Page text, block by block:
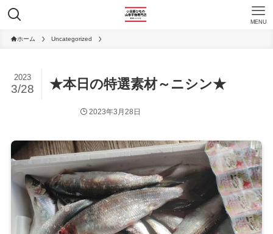
MENU
ホーム Uncategorized
★本日の特選素材～ニシン★
2023
3/28
2023年3月28日